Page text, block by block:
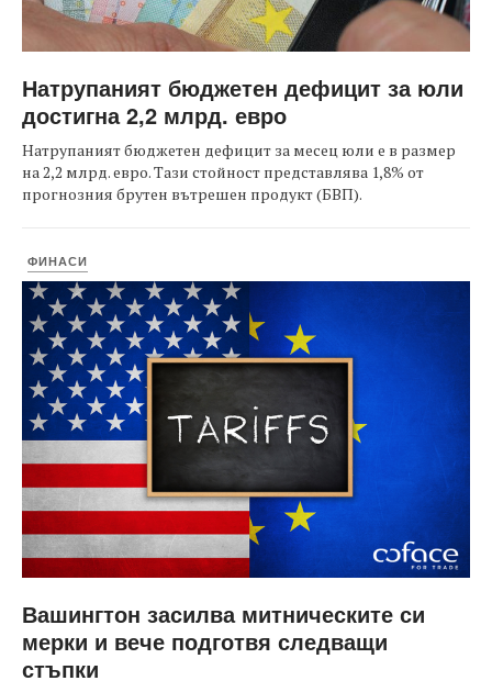
Натрупаният бюджетен дефицит за юли
достигна 2,2 млрд. евро
Натрупаният бюджетен дефицит за месец юли е в размер
на 2,2 млрд. евро. Тази стойност представлява 1,8% от
прогнозния брутен вътрешен продукт (БВП).
ФИНАСИ
Вашингтон засилва митническите си
мерки и вече подготвя следващи
стъпки